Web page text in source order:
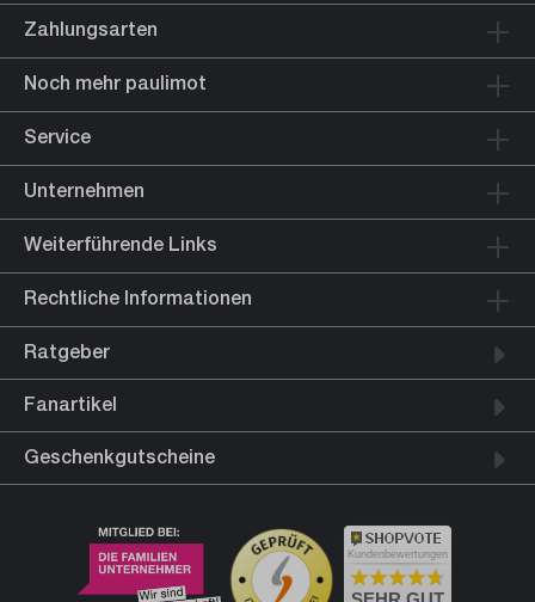
Zahlungsarten
Noch mehr paulimot
Service
Unternehmen
Weiterführende Links
Rechtliche Informationen
Ratgeber
Fanartikel
Geschenkgutscheine
Kundenbewertungen